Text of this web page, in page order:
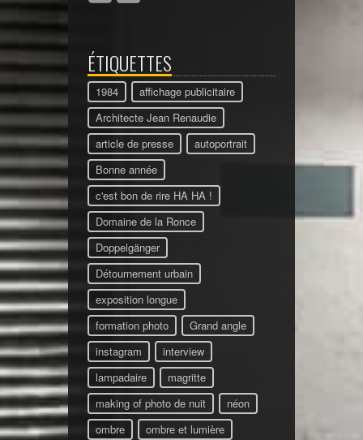
ÉTIQUETTES
1984
affichage publicitaire
Architecte Jean Renaudie
article de presse
autoportrait
Bonne année
c'est bon de rire HA HA !
Domaine de la Ronce
Doppelgänger
Détournement urbain
exposition longue
formation photo
Grand angle
instagram
interview
lampadaire
magritte
making of photo de nuit
néon
ombre
ombre et lumière